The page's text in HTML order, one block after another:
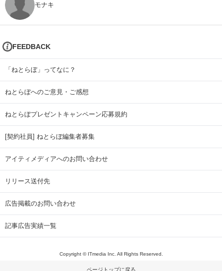
モナキ
FEEDBACK
「ねとらぼ」ってなに？
ねとらぼへのご意見・ご感想
ねとらぼプレゼントキャンペーン応募規約
[契約社員] ねとらぼ編集者募集
アイティメディアへのお問い合わせ
リリース送付先
広告掲載のお問い合わせ
記事広告実績一覧
Copyright © ITmedia Inc. All Rights Reserved.
ページトップに戻る